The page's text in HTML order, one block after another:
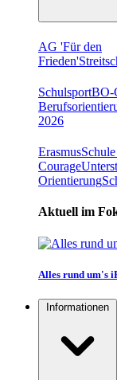
AG 'Für den
Frieden'
SchulsportBO-
2026
Erasmus
Courage
Orientierung
Aktuell im
Alles rund um's
Informationen